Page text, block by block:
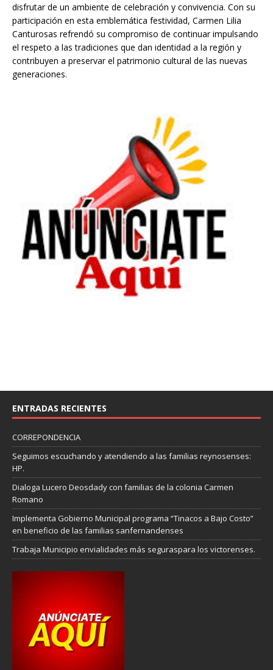
disfrutar de un ambiente de celebración y convivencia. Con su
participación en esta emblemática festividad, Carmen Lilia
Canturosas refrendó su compromiso de continuar impulsando
el respeto a las tradiciones que dan identidad a la región y
contribuyen a preservar el patrimonio cultural de las nuevas
generaciones.
ENTRADAS RECIENTES
CORREPONDENCIA
Seguimos escuchando y atendiendo a las familias reynosenses:
HP.
Dialoga Lucero Deosdady con familias de la colonia Carmen
Romano
Implementa Gobierno Municipal programa “Tinacos a Bajo Costo”
en beneficio de las familias sanfernandenses
Trabaja Municipio envialidades más seguraspara los victorenses.